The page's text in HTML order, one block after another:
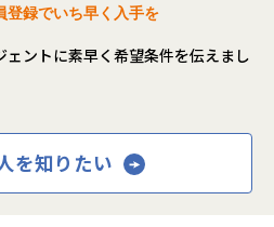
登録でいち早く入手を
ェントに素早く希望条件を伝えまし
を知りたい